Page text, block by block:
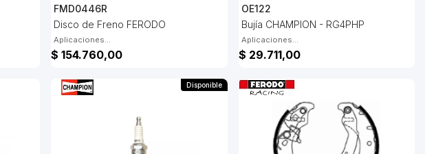
FMD0446R
Disco de Freno FERODO
Aplicaciones...
$ 154.760,00
OE122
Bujía CHAMPION - RG4PHP
Aplicaciones...
$ 29.711,00
Disponible